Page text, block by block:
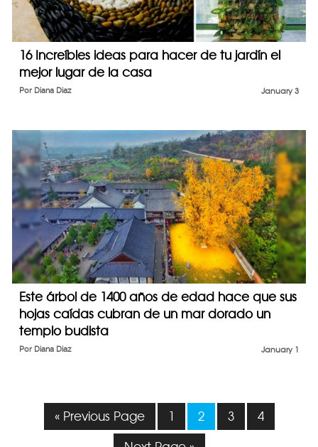
16 Increíbles ideas para hacer de tu jardín el
mejor lugar de la casa
January 3
Por Diana Diaz
Este árbol de 1400 años de edad hace que sus
hojas caídas cubran de un mar dorado un
templo budista
January 1
Por Diana Diaz
« Previous Page 1 2 3 4